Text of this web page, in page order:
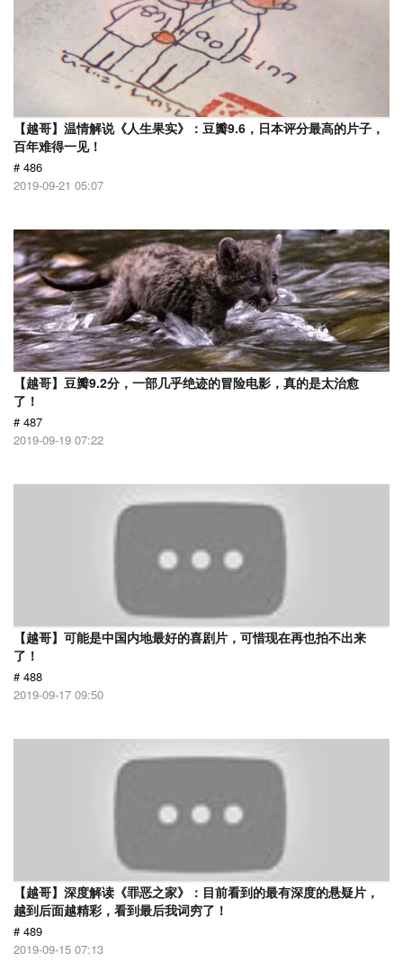
【越哥】温情解说《人生果实》：豆瓣9.6，日本评分最高的片子，
百年难得一见！
# 486
2019-09-21 05:07
【越哥】豆瓣9.2分，一部几乎绝迹的冒险电影，真的是太治愈
了！
# 487
2019-09-19 07:22
【越哥】可能是中国内地最好的喜剧片，可惜现在再也拍不出来
了！
# 488
2019-09-17 09:50
【越哥】深度解读《罪恶之家》：目前看到的最有深度的悬疑片，
越到后面越精彩，看到最后我词穷了！
# 489
2019-09-15 07:13